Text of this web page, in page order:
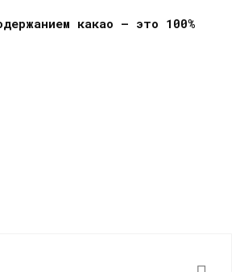
какао – это 100%